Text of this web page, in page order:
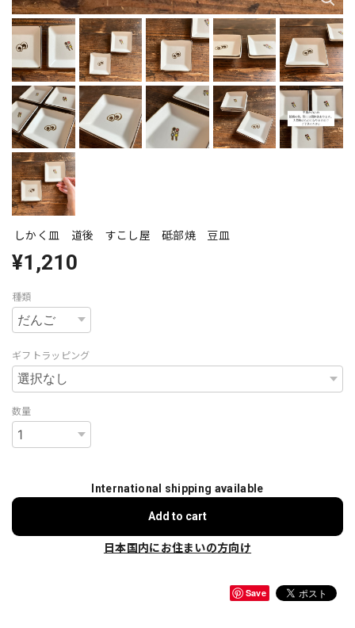
しかく皿 道後 すこし屋 砥部焼 豆皿
¥1,210
種類
ギフトラッピング
数量
International shipping available
Add to cart
日本国内にお住まいの方向け
Save